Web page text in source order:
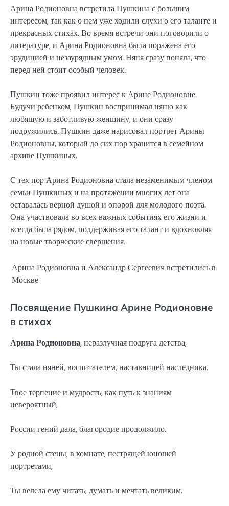
Арина Родионовна встретила Пушкина с большим
интересом, так как о нем уже ходили слухи о его таланте и
прекрасных стихах. Во время встречи они поговорили о
литературе, и Арина Родионовна была поражена его
эрудицией и незаурядным умом. Няня сразу поняла, что
перед ней стоит особый человек.
Пушкин тоже проявил интерес к Арине Родионовне.
Будучи ребенком, Пушкин воспринимал няню как
любящую и заботливую женщину, и они сразу
подружились. Пушкин даже нарисовал портрет Арины
Родионовны, который до сих пор хранится в семейном
архиве Пушкиных.
С тех пор Арина Родионовна стала незаменимым членом
семьи Пушкиных и на протяжении многих лет она
оставалась верной душой и опорой для молодого поэта.
Она участвовала во всех важных событиях его жизни и
всегда была рядом, поддерживая его талант и вдохновляя
на новые творческие свершения.
Арина Родионовна и Александр Сергеевич встретились в
Москве
Посвящение Пушкина Арине Родионовне
в стихах
Арина Родионовна, неразлучная подруга детства,
Ты стала няней, воспитателем, наставницей наследника.
Твое терпение и мудрость, как путь к знаниям
невероятный,
России гений дала, благородие продолжило.
У родной стены, в комнате, пестрящей юношей
портретами,
Ты велела ему читать, думать и мечтать великим.